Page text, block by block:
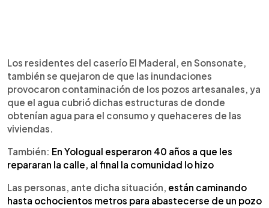
Los residentes del caserío El Maderal, en Sonsonate,
también se quejaron de que las inundaciones
provocaron contaminación de los pozos artesanales, ya
que el agua cubrió dichas estructuras de donde
obtenían agua para el consumo y quehaceres de las
viviendas.
También: En Yologual esperaron 40 años a que les
repararan la calle, al final la comunidad lo hizo
Las personas, ante dicha situación, están caminando
hasta ochocientos metros para abastecerse de un pozo